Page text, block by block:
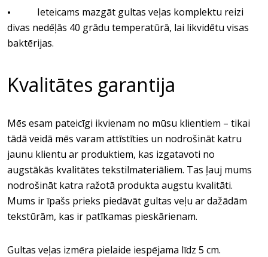
•
Ieteicams mazgāt gultas veļas komplektu reizi
divas nedēļās 40 grādu temperatūrā, lai likvidētu visas
baktērijas.
Kvalitātes garantija
Mēs esam pateicīgi ikvienam no mūsu klientiem – tikai
tādā veidā mēs varam attīstīties un nodrošināt katru
jaunu klientu ar produktiem, kas izgatavoti no
augstākās kvalitātes tekstilmateriāliem. Tas ļauj mums
nodrošināt katra ražotā produkta augstu kvalitāti.
Mums ir īpašs prieks piedāvāt gultas veļu ar dažādām
tekstūrām, kas ir patīkamas pieskārienam.
Gultas veļas izmēra pielaide iespējama līdz 5 cm.